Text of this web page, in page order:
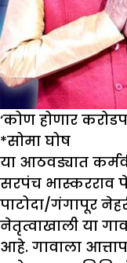
‘कोण होणार
*सोमा घोष
या आठवड्यात
सरपंच भास्करराव
पाटोदा/गंगापूर
नेतृत्वाखाली या
आहे. गावाला